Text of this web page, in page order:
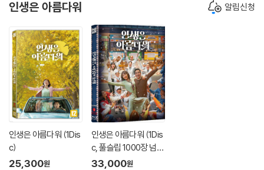
인생은 아름다워 알림신청
인생은 아름다워 (1Dis
c)
25,300원
인생은 아름다워 (1Dis
c, 풀슬립 1000장 넘버
링 한정판) : 블루레이
33,000원